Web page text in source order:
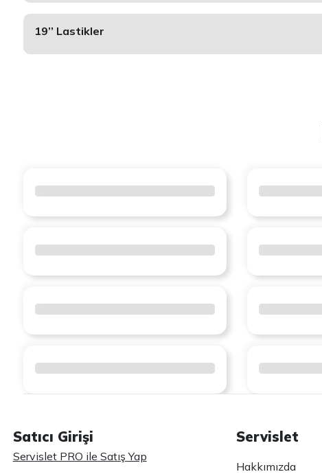
19’’ Lastikler
Satıcı Girişi
Servislet PRO ile Satış Yap
Servislet
Hakkımızda